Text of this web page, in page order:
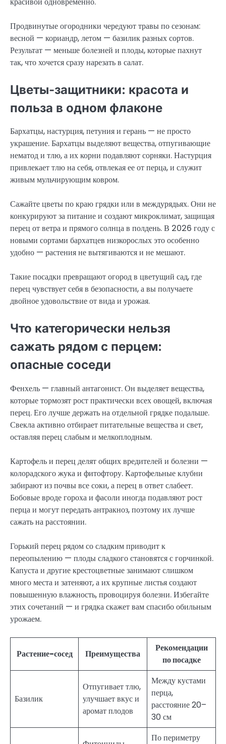
Продвинутые огородники чередуют травы по сезонам:
весной — кориандр, летом — базилик разных сортов.
Результат — меньше болезней и плоды, которые пахнут
так, что хочется сразу нарезать в салат.
Цветы-защитники: красота и
польза в одном флаконе
Бархатцы, настурция, петуния и герань — не просто
украшение. Бархатцы выделяют вещества, отпугивающие
нематод и тлю, а их корни подавляют сорняки. Настурция
привлекает тлю на себя, отвлекая ее от перца, и служит
живым мульчирующим ковром.
Сажайте цветы по краю грядки или в междурядьях. Они не
конкурируют за питание и создают микроклимат, защищая
перец от ветра и прямого солнца в полдень. В 2026 году с
новыми сортами бархатцев низкорослых это особенно
удобно — растения не вытягиваются и не мешают.
Такие посадки превращают огород в цветущий сад, где
перец чувствует себя в безопасности, а вы получаете
двойное удовольствие от вида и урожая.
Что категорически нельзя
сажать рядом с перцем:
опасные соседи
Фенхель — главный антагонист. Он выделяет вещества,
которые тормозят рост практически всех овощей, включая
перец. Его лучше держать на отдельной грядке подальше.
Свекла активно отбирает питательные вещества и свет,
оставляя перец слабым и мелкоплодным.
Картофель и перец делят общих вредителей и болезни —
колорадского жука и фитофтору. Картофельные клубни
забирают из почвы все соки, а перец в ответ слабеет.
Бобовые вроде гороха и фасоли иногда подавляют рост
перца и могут передать антракноз, поэтому их лучше
сажать на расстоянии.
Горький перец рядом со сладким приводит к
переопылению — плоды сладкого становятся с горчинкой.
Капуста и другие крестоцветные занимают слишком
много места и затеняют, а их крупные листья создают
повышенную влажность, провоцируя болезни. Избегайте
этих сочетаний — и грядка скажет вам спасибо обильным
урожаем.
Растение-сосед Преимущества
Рекомендации
по посадке
Базилик
Отпугивает тлю,
улучшает вкус и
аромат плодов
Между кустами
перца,
расстояние 20–
30 см
По периметру